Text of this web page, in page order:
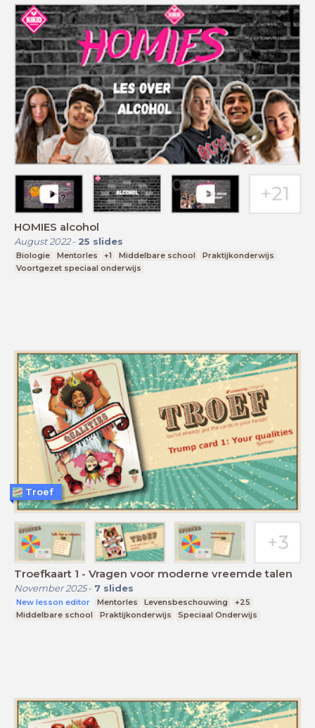
HOMIES alcohol
August 2022- 25 slides
Biologie Mentorles +1 Middelbare school
Praktijkonderwijs
Voortgezet speciaal onderwijs
Troefkaart 1 - Vragen voor moderne vreemde talen
November 2025- 7 slides
New lesson editor Mentorles Levensbeschouwing
+25
Middelbare school
Praktijkonderwijs Speciaal Onderwijs
Troef